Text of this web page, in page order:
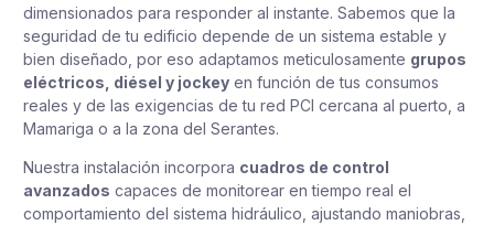
dimensionados para responder al instante. Sabemos que la
seguridad de tu edificio depende de un sistema estable y
bien diseñado, por eso adaptamos meticulosamente grupos
eléctricos, diésel y jockey en función de tus consumos
reales y de las exigencias de tu red PCI cercana al puerto, a
Mamariga o a la zona del Serantes.
Nuestra instalación incorpora cuadros de control
avanzados capaces de monitorear en tiempo real el
comportamiento del sistema hidráulico, ajustando maniobras,